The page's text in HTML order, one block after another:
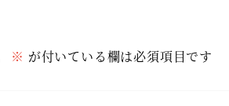
※ が付いている欄は必須項目です